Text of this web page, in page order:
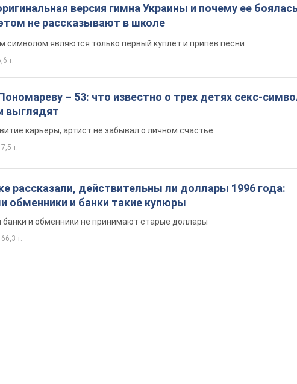
версия гимна Украины и почему ее
не рассказывают в школе
символом являются только первый куплет и припев песни
т.
– 53: что известно о трех детях секс-
выглядят
карьеры, артист не забывал о личном счастье
7,5 т.
рассказали, действительны ли доллары 1996 года:
обменники и банки такие купюры
банки и обменники не принимают старые доллары
66,3 т.